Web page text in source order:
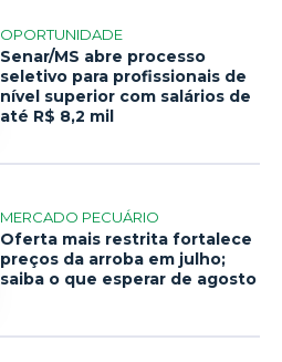
OPORTUNIDADE
Senar/MS abre processo
seletivo para profissionais de
nível superior com salários de
até R$ 8,2 mil
MERCADO PECUÁRIO
Oferta mais restrita fortalece
preços da arroba em julho;
saiba o que esperar de agosto